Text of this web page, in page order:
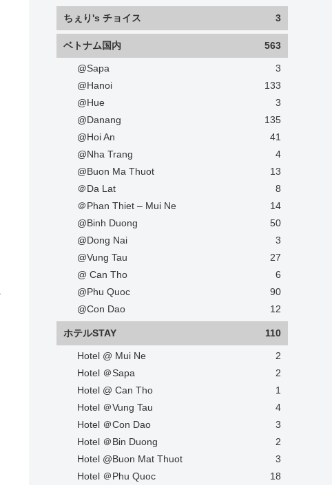
ちぇり's チョイス 3
ベトナム国内 563
@Sapa
3
@Hanoi
133
@Hue
3
@Danang
135
@Hoi An
41
@Nha Trang
4
@Buon Ma Thuot
13
＠Da Lat
8
＠Phan Thiet – Mui Ne
14
@Binh Duong
50
@Dong Nai
3
@Vung Tau
27
@ Can Tho
6
@Phu Quoc
90
@Con Dao
12
ホテルSTAY 110
Hotel @ Mui Ne
2
Hotel ＠Sapa
2
Hotel @ Can Tho
1
Hotel ＠Vung Tau
4
Hotel ＠Con Dao
3
Hotel ＠Bin Duong
2
Hotel @Buon Mat Thuot
3
Hotel ＠Phu Quoc
18